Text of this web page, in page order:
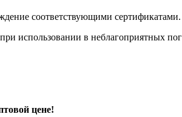
соответствующими сертификатами.
использовании в неблагоприятных
цене!